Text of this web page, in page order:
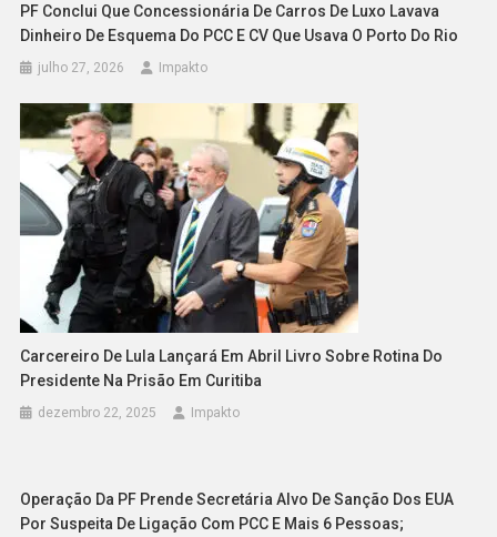
PF Conclui Que Concessionária De Carros De Luxo Lavava
Dinheiro De Esquema Do PCC E CV Que Usava O Porto Do Rio
julho 27, 2026 Impakto
Carcereiro De Lula Lançará Em Abril Livro Sobre Rotina Do
Presidente Na Prisão Em Curitiba
dezembro 22, 2025 Impakto
Operação Da PF Prende Secretária Alvo De Sanção Dos EUA
Por Suspeita De Ligação Com PCC E Mais 6 Pessoas;